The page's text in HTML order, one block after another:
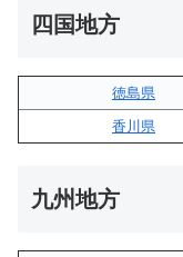
四国地方
徳島県
香川県
九州地方